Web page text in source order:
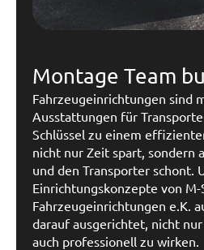
Montage Team
Fahrzeugeinrichtungen sind
Ausstattungen für
Schlüssel zu einem
nicht nur Zeit spart, sondern
und den Transporter schont.
Einrichtungskonzepte von M-
Fahrzeugeinrichtungen e.K.
darauf ausgerichtet, nicht
auch professionell zu wirken.